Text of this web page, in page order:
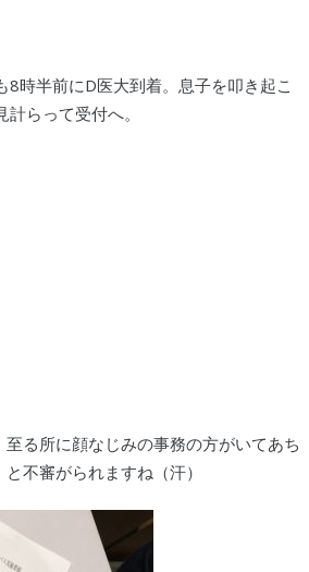
時半前にD医大到着。息子を叩き起こ
らって受付へ。
る所に顔なじみの事務の方がいてあち
不審がられますね（汗）